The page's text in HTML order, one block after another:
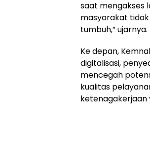
saat mengakses
masyarakat
tumbuh,” ujarnya.
Ke depan,
digitalisasi,
mencegah
kualitas
ketenagakerjaan